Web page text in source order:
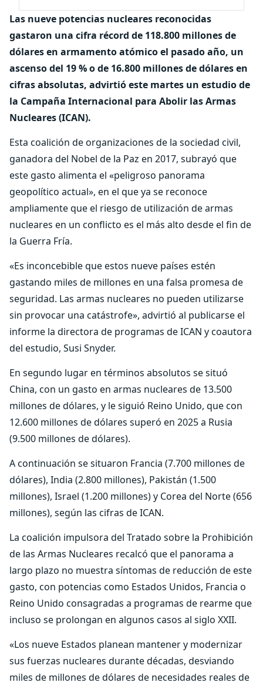
Las nueve potencias nucleares reconocidas
gastaron una cifra récord de 118.800 millones de
dólares en armamento atómico el pasado año, un
ascenso del 19 % o de 16.800 millones de dólares en
cifras absolutas, advirtió este martes un estudio de
la Campaña Internacional para Abolir las Armas
Nucleares (ICAN).
Esta coalición de organizaciones de la sociedad civil,
ganadora del Nobel de la Paz en 2017, subrayó que
este gasto alimenta el «peligroso panorama
geopolítico actual», en el que ya se reconoce
ampliamente que el riesgo de utilización de armas
nucleares en un conflicto es el más alto desde el fin de
la Guerra Fría.
«Es inconcebible que estos nueve países estén
gastando miles de millones en una falsa promesa de
seguridad. Las armas nucleares no pueden utilizarse
sin provocar una catástrofe», advirtió al publicarse el
informe la directora de programas de ICAN y coautora
del estudio, Susi Snyder.
En segundo lugar en términos absolutos se situó
China, con un gasto en armas nucleares de 13.500
millones de dólares, y le siguió Reino Unido, que con
12.600 millones de dólares superó en 2025 a Rusia
(9.500 millones de dólares).
A continuación se situaron Francia (7.700 millones de
dólares), India (2.800 millones), Pakistán (1.500
millones), Israel (1.200 millones) y Corea del Norte (656
millones), según las cifras de ICAN.
La coalición impulsora del Tratado sobre la Prohibición
de las Armas Nucleares recalcó que el panorama a
largo plazo no muestra síntomas de reducción de este
gasto, con potencias como Estados Unidos, Francia o
Reino Unido consagradas a programas de rearme que
incluso se prolongan en algunos casos al siglo XXII.
«Los nueve Estados planean mantener y modernizar
sus fuerzas nucleares durante décadas, desviando
miles de millones de dólares de necesidades reales de